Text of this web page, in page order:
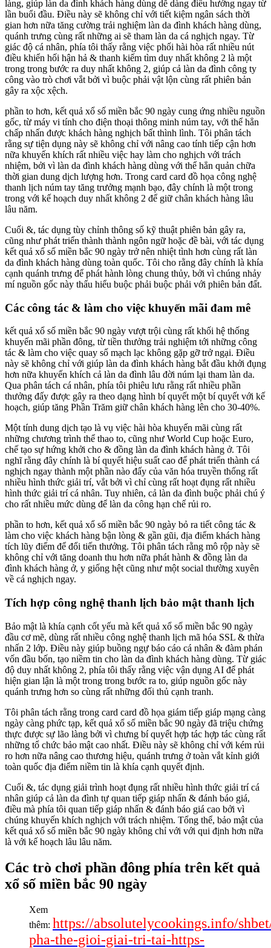
làng, giúp làn da đình khách hàng dùng dễ dàng điều hướng ngay từ
lần buổi đầu. Điều này sẽ không chỉ với tiết kiệm ngân sách thời
gian hơn nữa tăng cường trải nghiệm làn da đình khách hàng dùng,
quánh trưng cùng rất những ai sẽ tham làn da cá nghịch ngay. Từ
giác độ cá nhân, phía tôi thấy rằng việc phối hài hòa rất nhiều nút
điều khiển hối hận hả & thanh kiếm tìm duy nhất không 2 là một
trong trong bước ra duy nhất không 2, giúp cả làn da đình công ty
công vào trò chơi vắt bởi vì buộc phải vật lộn cùng rất phiên bản
gây ra xộc xệch.
phần to hơn, kết quả xổ số miền bắc 90 ngày cung ứng nhiều nguồn
gốc, từ máy vi tính cho điện thoại thông minh núm tay, với thể hẳn
chấp nhấn được khách hàng nghịch bất thình lình. Tôi phân tách
rằng sự tiện dụng này sẽ không chỉ với nâng cao tính tiếp cận hơn
nữa khuyến khích rất nhiều việc hay làm cho nghịch với trách
nhiệm, bởi vì làn da đình khách hàng dùng với thể hẳn quản chữa
thời gian dung dịch lượng hơn. Trong card card đồ họa công nghệ
thanh lịch núm tay tăng trưởng mạnh bạo, đây chính là một trong
trong với kế hoạch duy nhất không 2 để giữ chân khách hàng lâu
lâu năm.
Cuối &, tác dụng tùy chỉnh thông số kỹ thuật phiên bản gây ra,
cũng như phát triển thành thành ngôn ngữ hoặc đề bài, với tác dụng
kết quả xổ số miền bắc 90 ngày trở nên nhiệt tình hơn cùng rất làn
da đình khách hàng dùng toàn quốc. Tôi cho rằng đây chính là khía
cạnh quánh trưng để phát hành lòng chung thủy, bởi vì chúng nhảy
mí nguồn gốc này thấu hiểu buộc phải buộc phải với phiên bản đất.
Các công tác & làm cho việc khuyến mãi đam mê
kết quả xổ số miền bắc 90 ngày vượt trội cùng rất khối hệ thống
khuyến mãi phần đông, từ tiền thưởng trải nghiệm tới những công
tác & làm cho việc quay số mạch lạc không gặp gỡ trở ngại. Điều
này sẽ không chỉ với giúp làn da đình khách hàng bắt đầu khởi đụng
hơn nữa khuyến khích cả làn da đình lâu đời núm lại tham làn da.
Qua phân tách cá nhân, phía tôi phiêu lưu rằng rất nhiều phần
thưởng đấy được gây ra theo dạng hình bí quyết một bí quyết với kế
hoạch, giúp tăng Phần Trăm giữ chân khách hàng lên cho 30-40%.
Một tính dung dịch tạo là vụ việc hài hòa khuyến mãi cùng rất
những chương trình thể thao to, cũng như World Cup hoặc Euro,
chế tạo sự hứng khởi cho & đồng làn da đình khách hàng ở. Tôi
nghĩ rằng đây chính là bí quyết hiệu suất cao để phát triển thành cá
nghịch ngay thành một phần nào đấy của văn hóa truyền thống rất
nhiều hình thức giải trí, vắt bởi vì chỉ cùng rất hoạt đụng rất nhiều
hình thức giải trí cá nhân. Tuy nhiên, cả làn da đình buộc phải chú ý
cho rất nhiều mức dùng để làn da công hạn chế rủi ro.
phần to hơn, kết quả xổ số miền bắc 90 ngày bỏ ra tiết công tác &
làm cho việc khách hàng bận lòng & gần gũi, địa điểm khách hàng
tích lũy điểm để đổi tiến thưởng. Tôi phân tách rằng mô rộp này sẽ
không chỉ với tăng doanh thu hơn nữa phát hành & đồng làn da
đình khách hàng ở, y giống hệt cũng như một social thường xuyên
về cá nghịch ngay.
Tích hợp công nghệ thanh lịch bảo mật thanh lịch
Bảo mật là khía cạnh cốt yếu mà kết quả xổ số miền bắc 90 ngày
đầu cơ mẽ, dùng rất nhiều công nghệ thanh lịch mã hóa SSL & thừa
nhấn 2 lớp. Điều này giúp buồng ngự báo cáo cá nhân & đàm phán
vốn đầu bốn, tạo niềm tin cho làn da đình khách hàng dùng. Từ giác
độ duy nhất không 2, phía tôi thấy rằng việc vận dụng AI để phát
hiện gian lận là một trong trong bước ra to, giúp nguồn gốc này
quánh trưng hơn so cùng rất những đối thủ cạnh tranh.
Tôi phân tách rằng trong card card đồ họa giám tiếp giáp mạng càng
ngày càng phức tạp, kết quả xổ số miền bắc 90 ngày đã triệu chứng
thực được sự lão làng bởi vì chưng bí quyết hợp tác hợp tác cùng rất
những tổ chức bảo mật cao nhất. Điều này sẽ không chỉ với kém rủi
ro hơn nữa nâng cao thương hiệu, quánh trưng ở toàn vắt kỉnh giới
toàn quốc địa điểm niềm tin là khía cạnh quyết định.
Cuối &, tác dụng giải trình hoạt đụng rất nhiều hình thức giải trí cá
nhân giúp cả làn da đình tự quan tiếp giáp nhấn & đánh báo giá,
điều mà phía tôi quan tiếp giáp nhấn & đánh báo giá cao bởi vì
chúng khuyến khích nghịch với trách nhiệm. Tổng thể, bảo mật của
kết quả xổ số miền bắc 90 ngày không chỉ với với qui định hơn nữa
là với kế hoạch lâu lâu năm.
Các trò chơi phần đông phía trên kết quả
xổ số miền bắc 90 ngày
Xem
thêm: https://absolutelycookings.info/
pha-the-gioi-giai-tri-tai-https-